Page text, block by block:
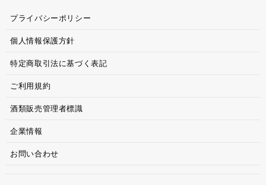
プライバシーポリシー
個人情報保護方針
特定商取引法に基づく表記
ご利用規約
酒類販売管理者標識
企業情報
お問い合わせ